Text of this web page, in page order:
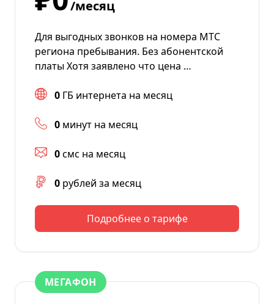
/месяц
Для выгодных звонков на номера МТС
региона пребывания. Без абонентской
платы Хотя заявлено что цена …
0 ГБ интернета на месяц
0 минут на месяц
0смс на месяц
0 рублей за месяц
Подробнее о тарифе
МЕГАФОН